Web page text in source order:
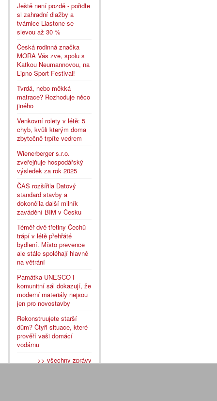
Ještě není pozdě - pořiďte
si zahradní dlažby a
tvárnice Liastone se
slevou až 30 %
Česká rodinná značka
MORA Vás zve, spolu s
Katkou Neumannovou, na
Lipno Sport Festival!
Tvrdá, nebo měkká
matrace? Rozhoduje něco
jiného
Venkovní rolety v létě: 5
chyb, kvůli kterým doma
zbytečně trpíte vedrem
Wienerberger s.r.o.
zveřejňuje hospodářský
výsledek za rok 2025
ČAS rozšířila Datový
standard stavby a
dokončila další milník
zavádění BIM v Česku
Téměř dvě třetiny Čechů
trápí v létě přehřáté
bydlení. Místo prevence
ale stále spoléhají hlavně
na větrání
Památka UNESCO i
komunitní sál dokazují, že
moderní materiály nejsou
jen pro novostavby
Rekonstruujete starší
dům? Čtyři situace, které
prověří vaši domácí
vodárnu
>> všechny zprávy